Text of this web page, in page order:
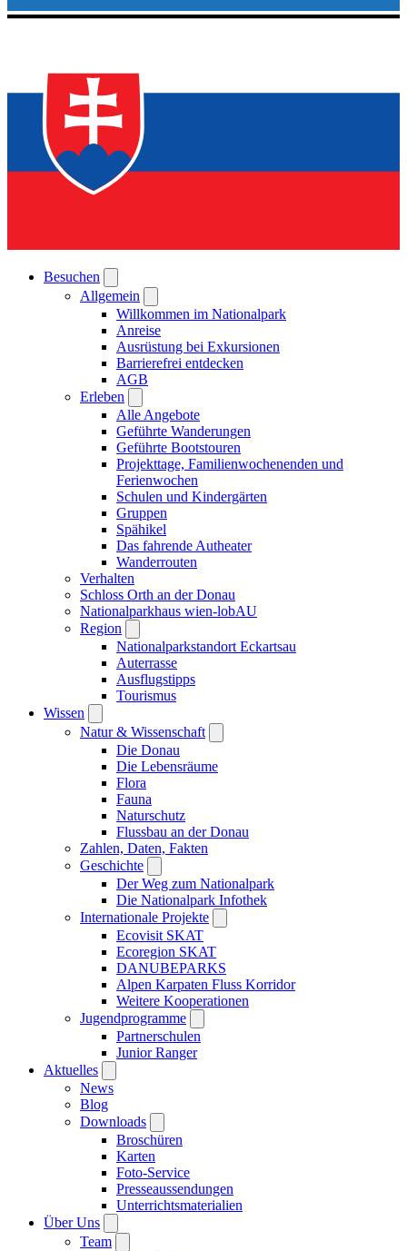
Besuchen
Allgemein
Willkommen im Nationalpark
Anreise
Ausrüstung bei Exkursionen
Barrierefrei entdecken
AGB
Erleben
Alle Angebote
Geführte Wanderungen
Geführte Bootstouren
Projekttage, Familienwochenenden und
Ferienwochen
Schulen und Kindergärten
Gruppen
Spähikel
Das fahrende Autheater
Wanderrouten
Verhalten
Schloss Orth an der Donau
Nationalparkhaus wien-lobAU
Region
Nationalparkstandort Eckartsau
Auterrasse
Ausflugstipps
Tourismus
Wissen
Natur & Wissenschaft
Die Donau
Die Lebensräume
Flora
Fauna
Naturschutz
Flussbau an der Donau
Zahlen, Daten, Fakten
Geschichte
Der Weg zum Nationalpark
Die Nationalpark Infothek
Internationale Projekte
Ecovisit SKAT
Ecoregion SKAT
DANUBEPARKS
Alpen Karpaten Fluss Korridor
Weitere Kooperationen
Jugendprogramme
Partnerschulen
Junior Ranger
Aktuelles
News
Blog
Downloads
Broschüren
Karten
Foto-Service
Presseaussendungen
Unterrichtsmaterialien
Über Uns
Team